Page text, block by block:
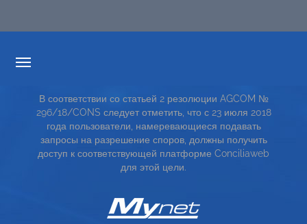
СЕРВИСНАЯ КАРТА
TOP RICERCHE
SITE MAP
В соответствии со статьей 2 резолюции AGCOM №
296/18/CONS следует отметить, что с 23 июля 2018
года пользователи, намеревающиеся подавать
запросы на разрешение споров, должны получить
доступ к соответствующей платформе Conciliaweb
для этой цели.